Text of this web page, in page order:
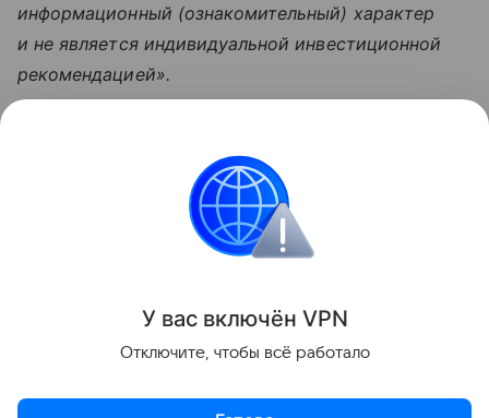
информационный (ознакомительный) характер
и не является индивидуальной инвестиционной
рекомендацией».
Доход: 5 основных видов
Рассказываем, что такое доход, какие бывают виды
и источники поступлений, а также какие активы
нельзя отнести к доходам.
У вас включён VPN
Отключите, чтобы всё работало